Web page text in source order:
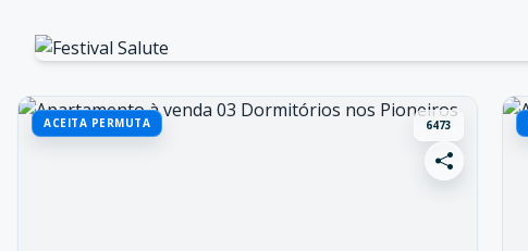
ACEITA PERMUTA 6473